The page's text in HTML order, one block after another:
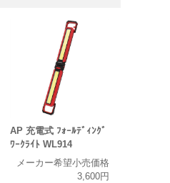
AP 充電式 ﾌｫｰﾙﾃﾞｨﾝｸﾞ
ﾜｰｸﾗｲﾄ WL914
メーカー希望小売価格
3,600円